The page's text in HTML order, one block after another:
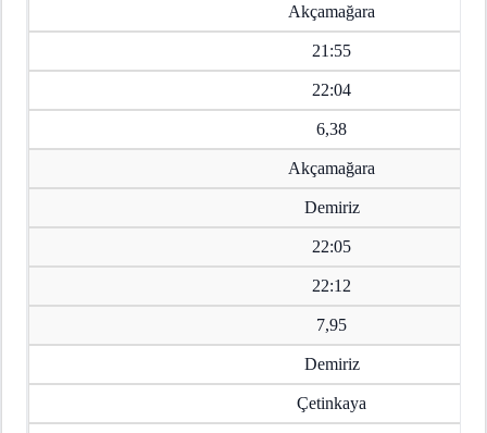
Akçamağara
21:55
22:04
6,38
Akçamağara
Demiriz
22:05
22:12
7,95
Demiriz
Çetinkaya